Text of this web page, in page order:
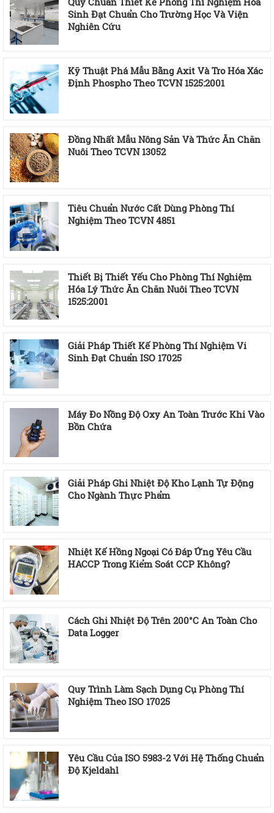
Sinh Đạt Chuẩn Cho Trường Học Và Viện
Nghiên Cứu
Kỹ Thuật Phá Mẫu Bằng Axit Và Tro Hóa Xác
Định Phospho Theo TCVN 1525:2001
Đồng Nhất Mẫu Nông Sản Và Thức Ăn Chăn
Nuôi Theo TCVN 13052
Tiêu Chuẩn Nước Cất Dùng Phòng Thí
Nghiệm Theo TCVN 4851
Thiết Bị Thiết Yếu Cho Phòng Thí Nghiệm
Hóa Lý Thức Ăn Chăn Nuôi Theo TCVN
1525:2001
Giải Pháp Thiết Kế Phòng Thí Nghiệm Vi
Sinh Đạt Chuẩn ISO 17025
Máy Đo Nồng Độ Oxy An Toàn Trước Khi Vào
Bồn Chứa
Giải Pháp Ghi Nhiệt Độ Kho Lạnh Tự Động
Cho Ngành Thực Phẩm
Nhiệt Kế Hồng Ngoại Có Đáp Ứng Yêu Cầu
HACCP Trong Kiểm Soát CCP Không?
Cách Ghi Nhiệt Độ Trên 200°C An Toàn Cho
Data Logger
Quy Trình Làm Sạch Dụng Cụ Phòng Thí
Nghiệm Theo ISO 17025
Yêu Cầu Của ISO 5983-2 Với Hệ Thống Chuẩn
Độ Kjeldahl